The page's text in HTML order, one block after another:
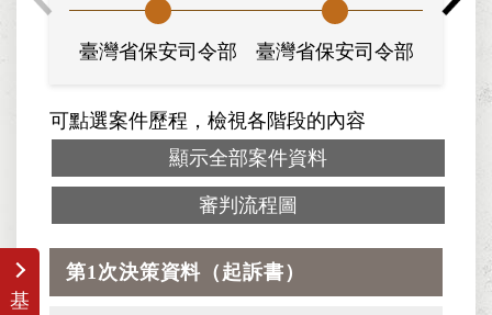
臺灣省保安司令部 臺灣省保安司令部
可點選案件歷程，檢視各階段的內容
顯示全部案件資料
審判流程圖
基
第1次決策資料（起訴書）